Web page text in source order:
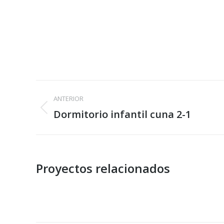
Navegación
entre
ANTERIOR
Proyecto
Dormitorio infantil cuna 2-1
Proyectos relacionados